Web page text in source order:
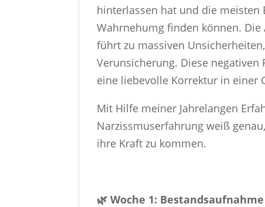
hinterlassen hat und die
Wahrnehumg finden können.
führt zu massiven
Verunsicherung. Diese
eine liebevolle Korrektur in einer
Mit Hilfe meiner Jahrelangen
Narzissmuserfahrung weiß
ihre Kraft zu kommen.
🌿 Woche 1: Bestandsaufnahme